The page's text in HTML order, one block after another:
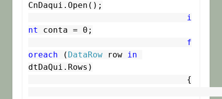
CnDaqui.Open();
i
nt conta = 0;
f
oreach ( DataRow row in
dtDaQui.Rows)